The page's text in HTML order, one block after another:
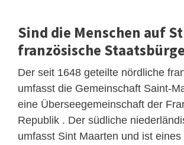
Sind die Menschen auf
französische
Der seit 1648 geteilte nördliche
umfasst die Gemeinschaft Saint-
eine Überseegemeinschaft der
Republik . Der südliche
umfasst Sint Maarten und ist eines